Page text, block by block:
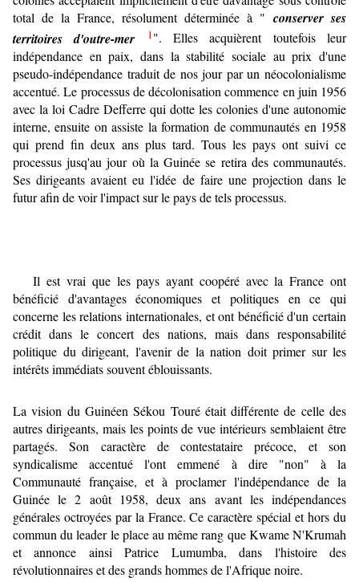
total de la France, résolument déterminée à " conserver ses
territoires d'outre-mer
1 ". Elles acquièrent toutefois leur
indépendance en paix, dans la stabilité sociale au prix d'une
pseudo-indépendance traduit de nos jour par un néocolonialisme
accentué. Le processus de décolonisation commence en juin 1956
avec la loi Cadre Defferre qui dotte les colonies d'une autonomie
interne, ensuite on assiste la formation de communautés en 1958
qui prend fin deux ans plus tard. Tous les pays ont suivi ce
processus jusq'au jour où la Guinée se retira des communautés.
Ses dirigeants avaient eu l'idée de faire une projection dans le
futur afin de voir l'impact sur le pays de tels processus.
Il est vrai que les pays ayant coopéré avec la France ont
bénéficié d'avantages économiques et politiques en ce qui
concerne les relations internationales, et ont bénéficié d'un certain
crédit dans le concert des nations, mais dans responsabilité
politique du dirigeant, l'avenir de la nation doit primer sur les
intérêts immédiats souvent éblouissants.
La vision du Guinéen Sékou Touré était différente de celle des
autres dirigeants, mais les points de vue intérieurs semblaient être
partagés. Son caractère de contestataire précoce, et son
syndicalisme accentué l'ont emmené à dire "non" à la
Communauté française, et à proclamer l'indépendance de la
Guinée le 2 août 1958, deux ans avant les indépendances
générales octroyées par la France. Ce caractère spécial et hors du
commun du leader le place au même rang que Kwame N'Krumah
et annonce ainsi Patrice Lumumba, dans l'histoire des
révolutionnaires et des grands hommes de l'Afrique noire.